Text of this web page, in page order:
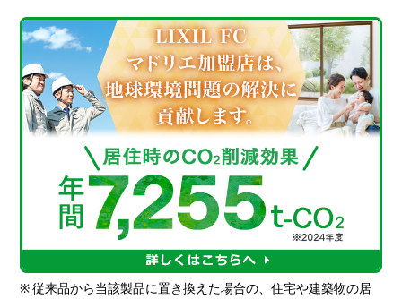
※ 従来品から当該製品に置き換えた場合の、住宅や建築物の居